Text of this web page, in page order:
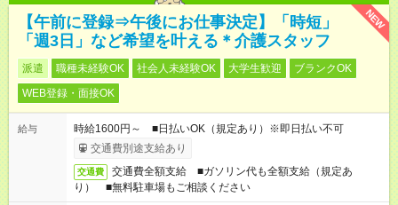
NEW
【午前に登録⇒午後にお仕事決定】「時短」
「週3日」など希望を叶える＊介護スタッフ
派遣 職種未経験OK 社会人未経験OK 大学生歓迎
ブランクOK
WEB登録・面接OK
給与
時給1600円～ ■日払いOK（規定あり）※即日払い不可
交通費別途支給あり
交通費
交通費全額支給 ■ガソリン代も全額支給（規定あ
り） ■無料駐車場もご相談ください